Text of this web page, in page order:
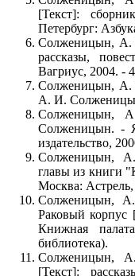
[Текст]:
Петербург:
Солженицын, А.
рассказы,
Вагриус, 2004. -
Солженицын, А.
А. И.
Солженицын,
Солженицын. -
издательство,
Солженицын,
главы из книги
Москва: Астрель,
Солженицын,
Раковый
Книжная
библиотека).
Солженицын,
[Текст]: